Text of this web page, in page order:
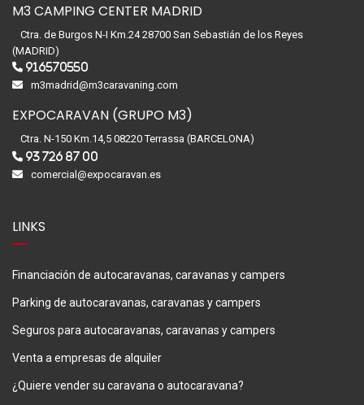
M3 CAMPING CENTER MADRID
Ctra. de Burgos N-I Km.24 28700 San Sebastián de los Reyes
(MADRID)
916570550
m3madrid@m3caravaning.com
EXPOCARAVAN (GRUPO M3)
Ctra. N-150 Km.14,5 08220 Terrassa (BARCELONA)
93 726 87 00
comercial@expocaravan.es
LINKS
Financiación de autocaravanas, caravanas y campers
Parking de autocaravanas, caravanas y campers
Seguros para autocaravanas, caravanas y campers
Venta a empresas de alquiler
¿Quiere vender su caravana o autocaravana?